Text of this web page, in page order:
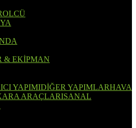
& EKİPMAN
YAPIMIDİĞER YAPIMLARHAVA
ARAÇLARISANAL